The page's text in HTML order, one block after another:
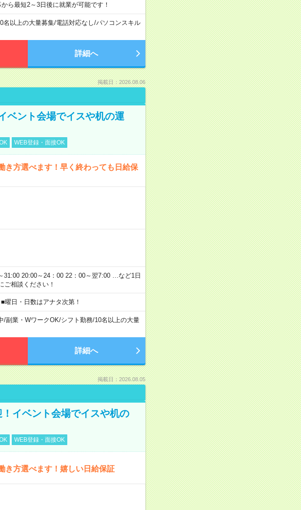
ら最短2～3日後に就業が可能です！
名以上の大量募集/電話対応なし/パソコンスキル
詳細へ
掲載日：2026.08.06
ベント会場でイスや机の運
WEB登録・面接OK
き方選べます！早く終わっても日給保
31:00 20:00～24：00 22：00～翌7:00 …など1日
ご相談ください！
日・日数はアナタ次第！
/副業・WワークOK/シフト勤務/10名以上の大量
詳細へ
掲載日：2026.08.05
イベント会場でイスや机の
WEB登録・面接OK
き方選べます！嬉しい日給保証